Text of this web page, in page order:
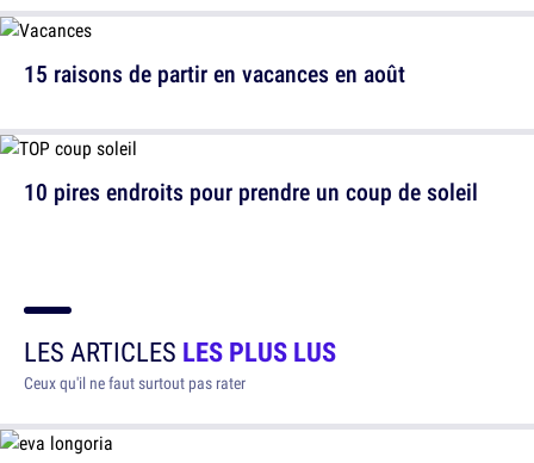
15 raisons de partir en vacances en août
10 pires endroits pour prendre un coup de soleil
LES ARTICLES LES PLUS LUS
Ceux qu'il ne faut surtout pas rater